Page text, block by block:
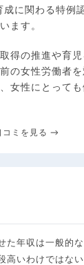
に関わる特例
ます。
得の推進や育
の女性労働者
女性にとって
コミを見る →
た年収は一般的
高いわけではない